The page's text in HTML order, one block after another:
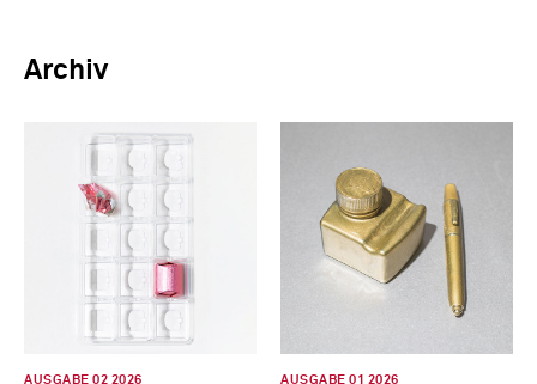
Archiv
AUSGABE 02 2026 AUSGABE 01 2026